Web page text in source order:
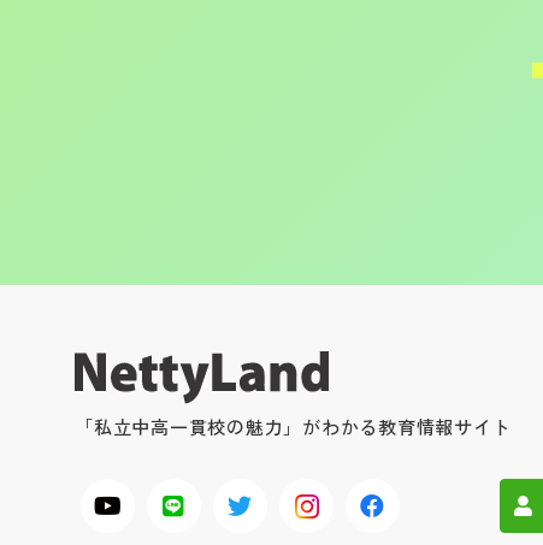
「私立中高一貫校の魅力」がわかる教育情報サイト